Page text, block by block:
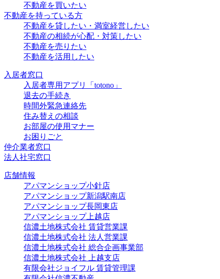
不動産を買いたい
不動産を持っている方
不動産を貸したい・満室経営したい
不動産の相続が心配・対策したい
不動産を売りたい
不動産を活用したい
入居者窓口
入居者専用アプリ「totono」
退去の手続き
時間外緊急連絡先
住み替えの相談
お部屋の使用マナー
お困りごと
仲介業者窓口
法人社宅窓口
店舗情報
アパマンショップ小針店
アパマンショップ新潟駅南店
アパマンショップ長岡東店
アパマンショップ上越店
信濃土地株式会社 賃貸営業課
信濃土地株式会社 法人営業課
信濃土地株式会社 総合企画事業部
信濃土地株式会社 上越支店
有限会社ジョイフル 賃貸管理課